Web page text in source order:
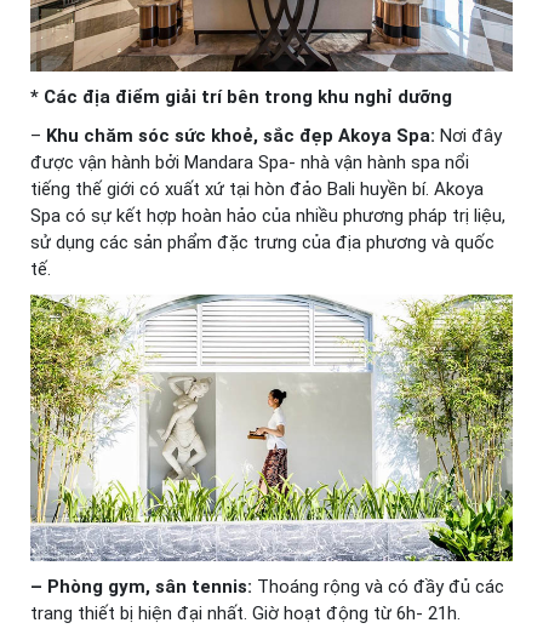
* Các địa điểm giải trí bên trong khu nghỉ dưỡng
– Khu chăm sóc sức khoẻ, sắc đẹp Akoya Spa: Nơi đây
được vận hành bởi Mandara Spa- nhà vận hành spa nổi
tiếng thế giới có xuất xứ tại hòn đảo Bali huyền bí. Akoya
Spa có sự kết hợp hoàn hảo của nhiều phương pháp trị liệu,
sử dụng các sản phẩm đặc trưng của địa phương và quốc
tế.
– Phòng gym, sân tennis: Thoáng rộng và có đầy đủ các
trang thiết bị hiện đại nhất. Giờ hoạt động từ 6h- 21h.